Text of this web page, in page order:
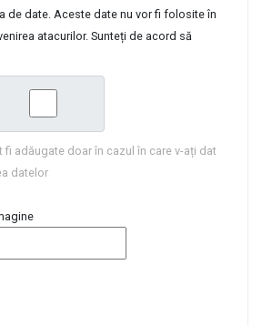
de date. Aceste date nu vor fi folosite în
atacurilor. Sunteți de acord să
fi adăugate doar în cazul în care v-ați dat
datelor